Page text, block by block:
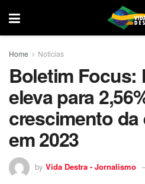
Home Noticias
Boletim Focus:
eleva para
crescimento
em 2023
by Vida Destra - Jornalismo